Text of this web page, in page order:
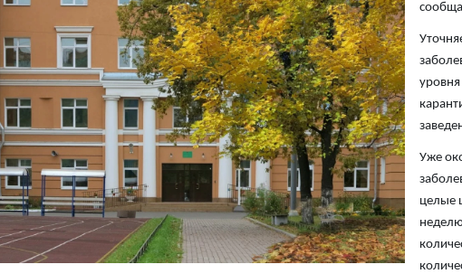
Уже
целые